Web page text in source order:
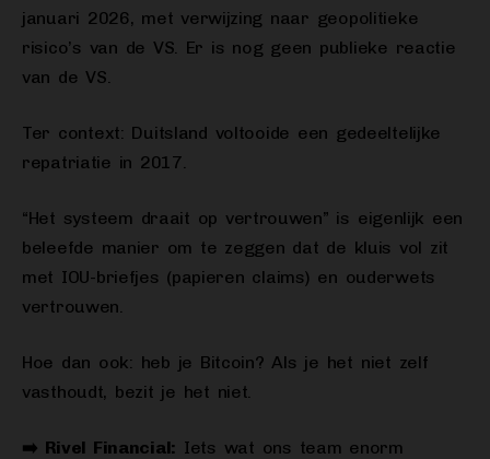
januari 2026, met verwijzing naar geopolitieke
risico’s van de VS. Er is nog geen publieke reactie
van de VS.
Ter context: Duitsland voltooide een gedeeltelijke
repatriatie in 2017.
“Het systeem draait op vertrouwen” is eigenlijk een
beleefde manier om te zeggen dat de kluis vol zit
met IOU-briefjes (papieren claims) en ouderwets
vertrouwen.
Hoe dan ook: heb je Bitcoin? Als je het niet zelf
vasthoudt, bezit je het niet.
➡️ Rivel Financial: Iets wat ons team enorm